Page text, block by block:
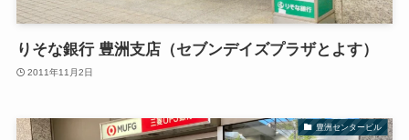
りそな銀行 豊洲支店（セブンデイズプラザとよす）
2011年11月2日
豊洲センタービル